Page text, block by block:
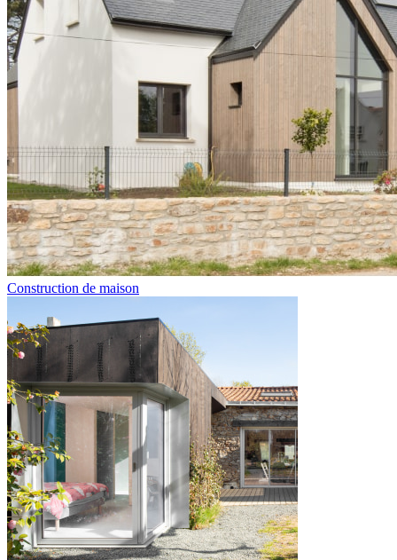
Construction de maison